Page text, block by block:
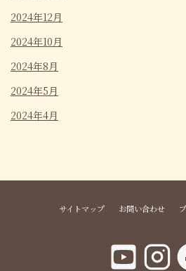
2024年12月
2024年10月
2024年8月
2024年5月
2024年4月
サイトマップ お問い合わせ